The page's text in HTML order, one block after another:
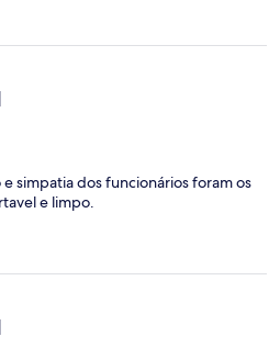
simpatia dos funcionários foram os
e limpo.